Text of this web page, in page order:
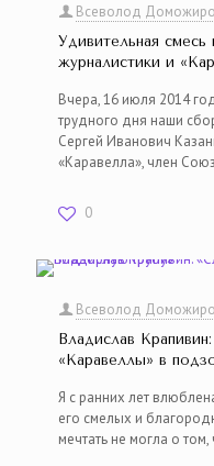
Всеволод
Удивительная смесь
журналистики и
Вчера, 16 июля 2014
трудного дня наши
Сергей Иванович
«Каравелла», член
0
Всеволод
Владислав
«Каравеллы» в
Я с ранних лет
его смелых и
мечтать не могла о